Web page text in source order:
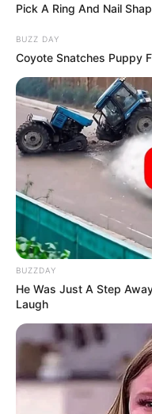
Pick A Ring And Nail
BUZZ DAY
Coyote Snatches Puppy
BUZZDAY
He Was Just A Step
Laugh